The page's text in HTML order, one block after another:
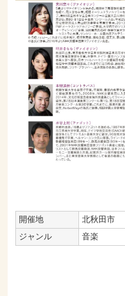
開催地
北秋田市
ジャンル
音楽